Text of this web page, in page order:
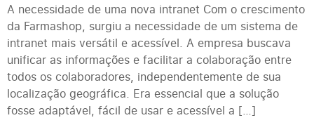
A necessidade de uma nova intranet Com o crescimento
da Farmashop, surgiu a necessidade de um sistema de
intranet mais versátil e acessível. A empresa buscava
unificar as informações e facilitar a colaboração entre
todos os colaboradores, independentemente de sua
localização geográfica. Era essencial que a solução
fosse adaptável, fácil de usar e acessível a […]